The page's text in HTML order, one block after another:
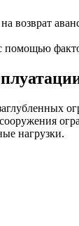
возврат
помощью
нагрузки.